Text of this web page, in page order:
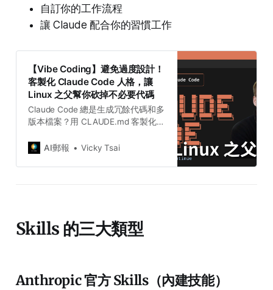
自訂你的工作流程
讓 Claude 配合你的習慣工作
【Vibe Coding】避免過度設計！
客製化 Claude Code 人格，讓
Linux 之父幫你砍掉不必要代碼
Claude Code 總是生成冗餘代碼和多
版本檔案？用 CLAUDE.md 客製化人
你砍掉過度設計，專注簡潔、穩定、
AI郵報 Vicky Tsai
Skills 的三大類型
Anthropic 官方 Skills（內建技能）